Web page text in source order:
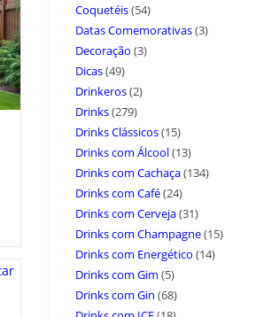
Coquetéis(54)
Datas Comemorativas(3)
Decoração (3)
Dicas(49)
Drinkeros(2)
Drinks(279)
Drinks Clássicos(15)
Drinks com Álcool(13)
Drinks com Cachaça(134)
Drinks com Café(24)
Drinks com Cerveja(31)
Drinks com Champagne(15)
Drinks com Energético (14)
Drinks com Gim (5)
Drinks com Gin (68)